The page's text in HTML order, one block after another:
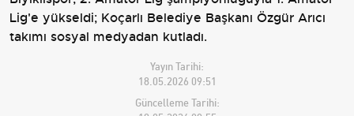
Lig'e yükseldi; Koçarlı Belediye Başkanı Özgür Arıcı
takımı sosyal medyadan kutladı.
Yayın Tarihi:
18.05.2026 09:51
Güncelleme Tarihi: